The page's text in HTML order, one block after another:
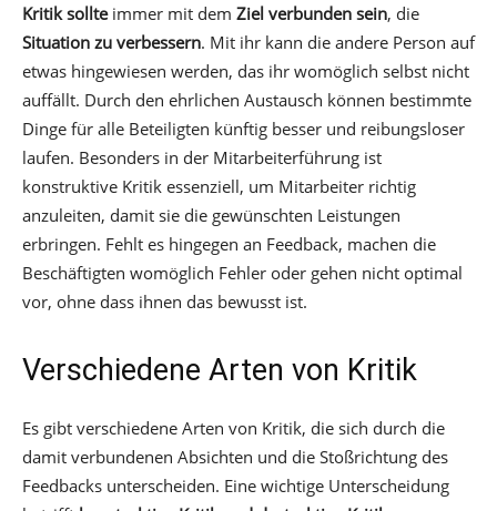
Kritik sollteimmer mit dem Ziel verbunden sein, die
Situation zu verbessern. Mit ihr kann die andere Person auf
etwas hingewiesen werden, das ihr womöglich selbst nicht
auffällt. Durch den ehrlichen Austausch können bestimmte
Dinge für alle Beteiligten künftig besser und reibungsloser
laufen. Besonders in der Mitarbeiterführung ist
konstruktive Kritik essenziell, um Mitarbeiter richtig
anzuleiten, damit sie die gewünschten Leistungen
erbringen. Fehlt es hingegen an Feedback, machen die
Beschäftigten womöglich Fehler oder gehen nicht optimal
vor, ohne dass ihnen das bewusst ist.
Verschiedene Arten von Kritik
Es gibt verschiedene Arten von Kritik, die sich durch die
damit verbundenen Absichten und die Stoßrichtung des
Feedbacks unterscheiden. Eine wichtige Unterscheidung